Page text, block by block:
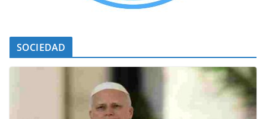
SOCIEDAD